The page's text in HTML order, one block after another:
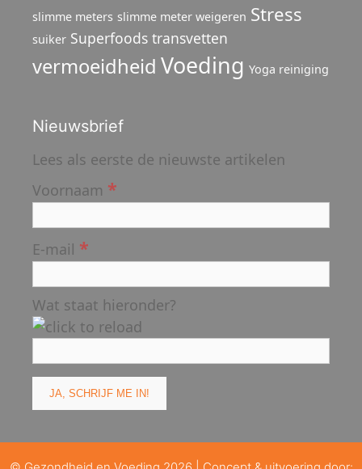
slimme meters slimme meter weigeren Stress
suiker Superfoods transvetten
vermoeidheid Voeding Yoga reiniging
Nieuwsbrief
Lees als eerste de nieuwste artikelen
Voornaam *
E-mail *
Wat staat hieronder?